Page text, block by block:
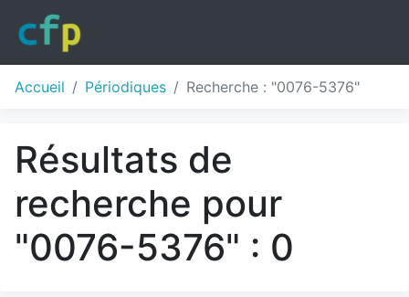
Accueil Périodiques Recherche : "0076-5376"
Résultats de
recherche pour
"0076-5376" : 0